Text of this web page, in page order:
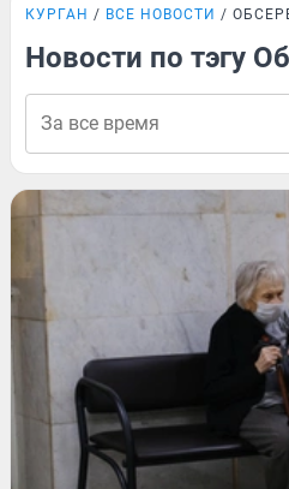
КУРГАН ВСЕ НОВОСТИ
Новости по тэгу